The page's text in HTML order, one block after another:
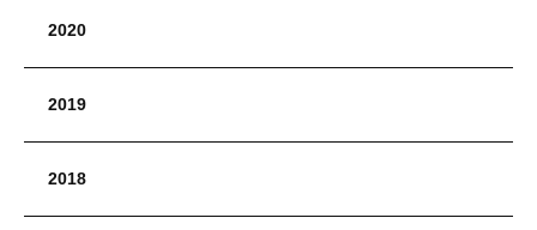
2020
2019
2018